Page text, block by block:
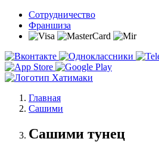
Сотрудничество
Франшиза
Главная
Сашими
Сашими тунец